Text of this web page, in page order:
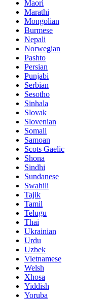
Maori
Marathi
Mongolian
Burmese
Nepali
Norwegian
Pashto
Persian
Punjabi
Serbian
Sesotho
Sinhala
Slovak
Slovenian
Somali
Samoan
Scots Gaelic
Shona
Sindhi
Sundanese
Swahili
Tajik
Tamil
Telugu
Thai
Ukrainian
Urdu
Uzbek
Vietnamese
Welsh
Xhosa
Yiddish
Yoruba